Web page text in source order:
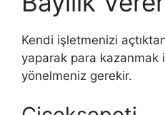
Kendi işletmenizi
yaparak para kazanmak
yönelmeniz gerekir.